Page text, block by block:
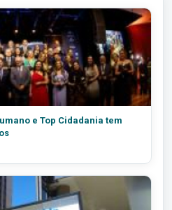
e Top Cidadania tem